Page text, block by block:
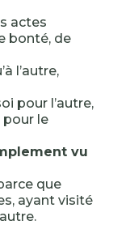
actes
bonté, de
l’autre,
pour l’autre,
pour le
vu
que
ayant visité